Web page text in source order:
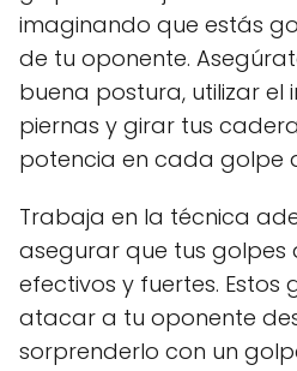
imaginando que estás
de tu oponente.
buena postura, utilizar el
piernas y girar tus
potencia en cada golpe
Trabaja en la técnica
asegurar que tus golpes
efectivos y fuertes. Estos
atacar a tu oponente
sorprenderlo con un